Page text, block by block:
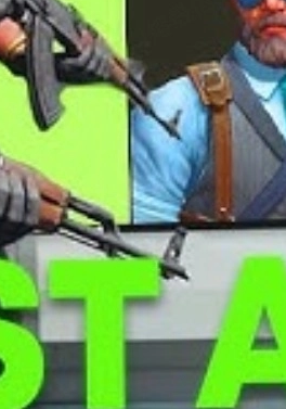
nào thật sự đáng tiền, Agent nào
line và phong cách không lẫn
cao cấp, cực hợp với combo súng
Tier List; diện mạo bí ẩn, mặt nạ
màu vừa đủ tối, không quá lộ nhưng
phá két, rất hợp với người chơi
cách lầy lội, hình dáng hầm hố, cực
Miami neon, rất rực rỡ và là một
kỳ chất lượng, phong cách tactical